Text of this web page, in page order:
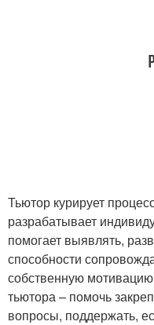
Тьютор курирует
разрабатывает
помогает выявлять,
способности
собственную
тьютора – помочь
вопросы, поддержать,